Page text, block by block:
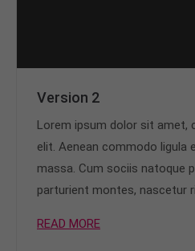
Version 2
Lorem ipsum dolor sit amet,
elit. Aenean commodo ligula
massa. Cum sociis natoque
parturient montes, nascetur
READ MORE